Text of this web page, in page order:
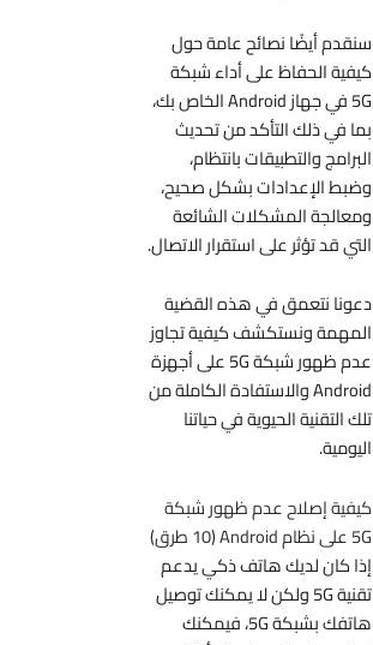
سنقدم أيضًا نصائح عامة حول
كيفية الحفاظ على أداء شبكة
5G في جهاز Android الخاص بك،
بما في ذلك التأكد من تحديث
البرامج والتطبيقات بانتظام،
وضبط الإعدادات بشكل صحيح،
ومعالجة المشكلات الشائعة
التي قد تؤثر على استقرار الاتصال.
دعونا نتعمق في هذه القضية
المهمة ونستكشف كيفية تجاوز
عدم ظهور شبكة 5G على أجهزة
Android والاستفادة الكاملة من
تلك التقنية الحيوية في حياتنا
اليومية.
كيفية إصلاح عدم ظهور شبكة
5G على نظام Android (10 طرق)
إذا كان لديك هاتف ذكي يدعم
تقنية 5G ولكن لا يمكنك توصيل
هاتفك بشبكة 5G، فيمكنك